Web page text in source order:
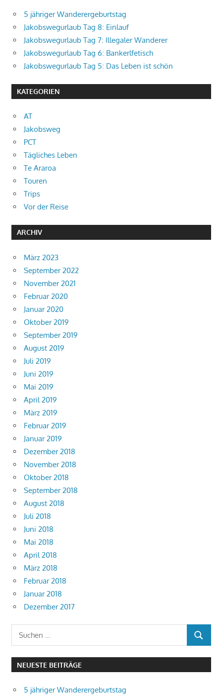
5 jähriger Wanderergeburtstag
Jakobswegurlaub Tag 8: Einlauf
Jakobswegurlaub Tag 7: Illegaler Wanderer
Jakobswegurlaub Tag 6: Bankerlfetisch
Jakobswegurlaub Tag 5: Das Leben ist schön
KATEGORIEN
AT
Jakobsweg
PCT
Tägliches Leben
Te Araroa
Touren
Trips
Vor der Reise
ARCHIV
März 2023
September 2022
November 2021
Februar 2020
Januar 2020
Oktober 2019
September 2019
August 2019
Juli 2019
Juni 2019
Mai 2019
April 2019
März 2019
Februar 2019
Januar 2019
Dezember 2018
November 2018
Oktober 2018
September 2018
August 2018
Juli 2018
Juni 2018
Mai 2018
April 2018
März 2018
Februar 2018
Januar 2018
Dezember 2017
Suchen
nach:
SUCHEN
NEUESTE BEITRÄGE
5 jähriger Wanderergeburtstag